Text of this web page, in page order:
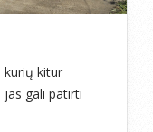
kurių kitur
gali patirti